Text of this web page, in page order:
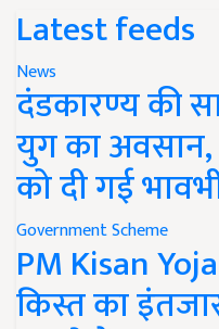
Latest feeds
News
दंडकारण्य की
युग का अवसान,
को दी गई
Government Scheme
PM Kisan
किस्त का